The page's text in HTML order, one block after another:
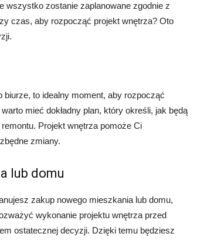
wszystko zostanie zaplanowane zgodnie z
czas, aby rozpocząć projekt wnętrza? Oto
to idealny moment, aby rozpocząć
mieć dokładny plan, który określi, jak będą
Projekt wnętrza pomoże Ci
zmiany.
lub domu
zakup nowego mieszkania lub domu,
wykonanie projektu wnętrza przed
ostatecznej decyzji. Dzięki temu będziesz